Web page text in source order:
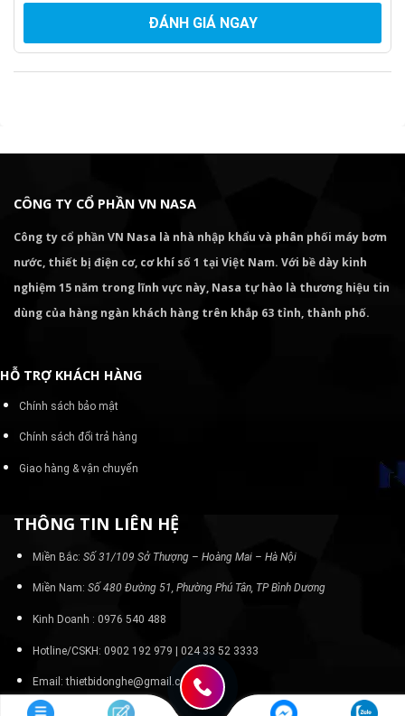
ĐÁNH GIÁ NGAY
CÔNG TY CỔ PHẦN VN NASA
Công ty cổ phần VN Nasa là nhà nhập khẩu và phân phối máy bơm
nước, thiết bị điện cơ, cơ khí số 1 tại Việt Nam. Với bề dày kinh
nghiệm 15 năm trong lĩnh vực này, Nasa tự hào là thương hiệu tin
dùng của hàng ngàn khách hàng trên khắp 63 tỉnh, thành phố.
HỖ TRỢ KHÁCH HÀNG
Chính sách bảo mật
Chính sách đổi trả hàng
Giao hàng & vận chuyển
THÔNG TIN LIÊN HỆ
Miền Bắc: Số 31/109 Sở Thượng – Hoàng Mai – Hà Nội
Miền Nam: Số 480 Đường 51, Phường Phú Tân, TP Bình Dương
Kinh Doanh : 0976 540 488
Hotline/CSKH: 0902 192 979 | 024 33 52 3333
Email: thietbidonghe@gmail.com